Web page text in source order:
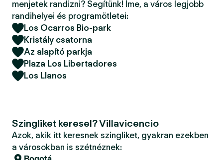
menjetek randizni? Segítünk! Íme, a város legjobb
randihelyei és programötletei:
Los Ocarros Bio-park
Kristály csatorna
Az alapító parkja
Plaza Los Libertadores
Los Llanos
Szingliket keresel? Villavicencio
Azok, akik itt keresnek szingliket, gyakran ezekben
a városokban is szétnéznek: